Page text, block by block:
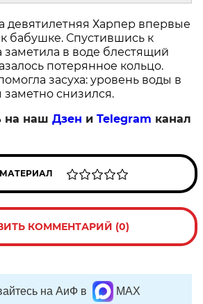
девятилетняя Харпер впервые
бабушке. Спустившись к
заметила в воде блестящий
потерянное кольцо.
засуха: уровень воды в
заметно снизился.
на нашДзен иTelegram канал
КОММЕНТАРИЙ (0)
на АиФ в MAX